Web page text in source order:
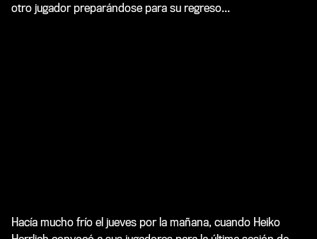
otro jugador preparándose para su regreso...
Hacía mucho frío el jueves por la mañana, cuando Heiko